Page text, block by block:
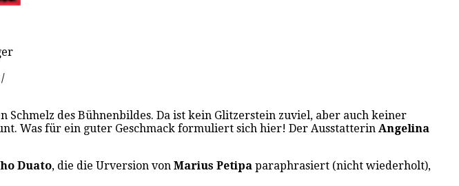
Schmelz des Bühnenbildes. Da ist kein Glitzerstein zuviel, aber auch keiner
Was für ein guter Geschmack formuliert sich hier! Der Ausstatterin Angelina
Duato, die die Urversion von Marius Petipa paraphrasiert (nicht wiederholt),